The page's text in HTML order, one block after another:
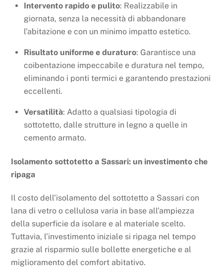
Intervento rapido e pulito: Realizzabile in
giornata, senza la necessità di abbandonare
l’abitazione e con un minimo impatto estetico.
Risultato uniforme e duraturo: Garantisce una
coibentazione impeccabile e duratura nel tempo,
eliminando i ponti termici e garantendo prestazioni
eccellenti.
Versatilità: Adatto a qualsiasi tipologia di
sottotetto, dalle strutture in legno a quelle in
cemento armato.
Isolamento sottotetto a Sassari: un investimento che
ripaga
Il costo dell’isolamento del sottotetto a Sassari con
lana di vetro o cellulosa varia in base all’ampiezza
della superficie da isolare e al materiale scelto.
Tuttavia, l’investimento iniziale si ripaga nel tempo
grazie al risparmio sulle bollette energetiche e al
miglioramento del comfort abitativo.